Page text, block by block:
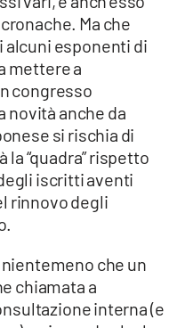
Ma che
alcuni esponenti di
mettere a
congresso
novità anche da
si rischia di
“quadra” rispetto
iscritti aventi
rinnovo degli
che un
chiamata a
interna (e